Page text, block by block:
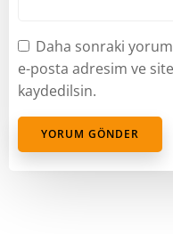
Daha sonraki
e-posta adresim ve
kaydedilsin.